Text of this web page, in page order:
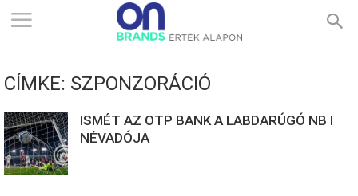
ONBRANDS
ÉRTÉK
CÍMKE: SZPONZORÁCIÓ
ISMÉT AZ OTP BANK A LABDARÚGÓ NB I
NÉVADÓJA